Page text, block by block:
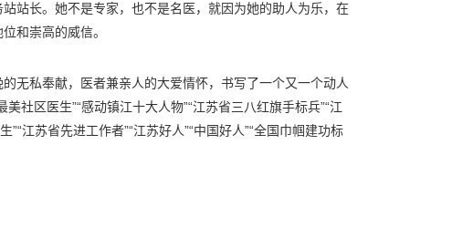
站长。她不是专家，也不是名医，就因为她的助人为乐，在
和崇高的威信。
无私奉献，医者兼亲人的大爱情怀，书写了一个又一个动人
社区医生”“感动镇江十大人物”“江苏省三八红旗手标兵”“江
江苏省先进工作者”“江苏好人”“中国好人”“全国巾帼建功标